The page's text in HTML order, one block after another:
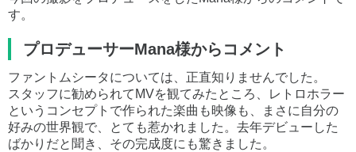
す。
プロデューサーMana様からコメント
ファントムシータについては、正直知りませんでした。
スタッフに勧められてMVを観てみたところ、レトロホラー
というコンセプトで作られた楽曲も映像も、まさに自分の
好みの世界観で、とても惹かれました。去年デビューした
ばかりだと聞き、その完成度にも驚きました。